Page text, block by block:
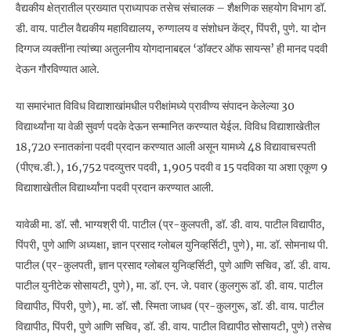
वैद्यकीय क्षेत्रातील प्रख्यात प्राध्यापक तसेच संचालक – शैक्षणिक सहयोग विभाग डॉ.
डी. वाय. पाटील वैद्यकीय महाविद्यालय, रुग्णालय व संशोधन केंद्र, पिंपरी, पुणे. या दोन
दिग्गज व्यक्तींना त्यांच्या अतुलनीय योगदानाबद्दल ‘डॉक्टर ऑफ सायन्स’ ही मानद पदवी
देऊन गौरविण्यात आले.
या समारंभात विविध विद्याशाखांमधील परीक्षांमध्ये प्रावीण्य संपादन केलेल्या 30
विद्यार्थ्यांना या वेळी सुवर्ण पदके देऊन सन्मानित करण्यात येईल. विविध विद्याशाखेतील
18,720 स्नातकांना पदवी प्रदान करण्यात आली असून यामध्ये 48 विद्यावाचस्पती
(पीएच.डी.), 16,752 पदव्युत्तर पदवी, 1,905 पदवी व 15 पदविका या अशा एकूण 9
विद्याशाखेतील विद्यार्थ्यांना पदवी प्रदान करण्यात आली.
यावेळी मा. डॉ. सौ. भाग्यश्री पी. पाटील (प्र-कुलपती, डॉ. डी. वाय. पाटील विद्यापीठ,
पिंपरी, पुणे आणि अध्यक्षा, ज्ञान प्रसाद ग्लोबल युनिव्हर्सिटी, पुणे), मा. डॉ. सोमनाथ पी.
पाटील (प्र-कुलपती, ज्ञान प्रसाद ग्लोबल युनिव्हर्सिटी, पुणे आणि सचिव, डॉ. डी. वाय.
पाटील युनीटेक सोसायटी, पुणे), मा. डॉ. एन. जे. पवार (कुलगुरू डॉ. डी. वाय. पाटील
विद्यापीठ, पिंपरी, पुणे), मा. डॉ. सौ. स्मिता जाधव (प्र-कुलगुरू, डॉ. डी. वाय. पाटील
विद्यापीठ, पिंपरी, पुणे आणि सचिव, डॉ. डी. वाय. पाटील विद्यापीठ सोसायटी, पुणे) तसेच